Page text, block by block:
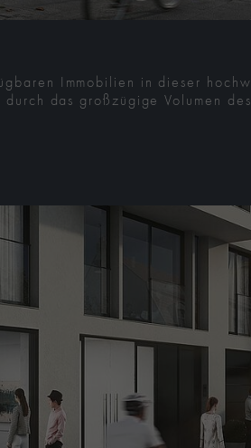
Immobilien in dieser
das großzügige Volumen des